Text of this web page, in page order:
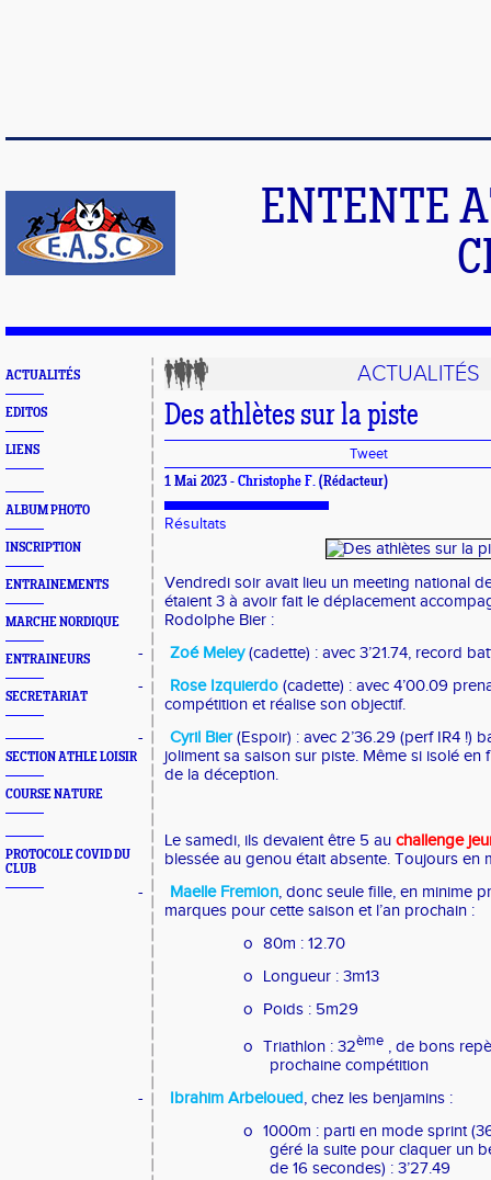
ENTENTE
ACTUALITÉS
EDITOS
LIENS
ALBUM PHOTO
INSCRIPTION
ENTRAINEMENTS
MARCHE NORDIQUE
ENTRAINEURS
SECRETARIAT
SECTION ATHLE LOISIR
COURSE NATURE
PROTOCOLE COVID DU
CLUB
ACTUALITÉS
Des athlètes sur la piste
Tweet
1 Mai 2023 - Christophe F. (Rédacteur)
Résultats
Vendredi soir avait lieu un meeting national
étaient 3 à avoir fait le déplacement
Rodolphe Bier :
-
Zoé Meley (cadette) : avec 3’21.74, record
-
Rose Izquierdo (cadette) : avec 4’00.09
compétition et réalise son objectif.
-
Cyril Bier (Espoir) : avec 2’36.29 (perf IR4 !)
joliment sa saison sur piste. Même si isolé en
de la déception.
Le samedi, ils devaient être 5 au challenge
blessée au genou était absente. Toujours en
-
Maelle Fremion, donc seule fille, en minime
marques pour cette saison et l’an prochain :
o 80m : 12.70
o
Longueur : 3m13
o
Poids : 5m29
o Triathlon : 32ème , de bons
prochaine compétition
-
Ibrahim Arbeloued, chez les benjamins :
o 1000m : parti en mode sprint
géré la suite pour claquer un
de 16 secondes) : 3’27.49